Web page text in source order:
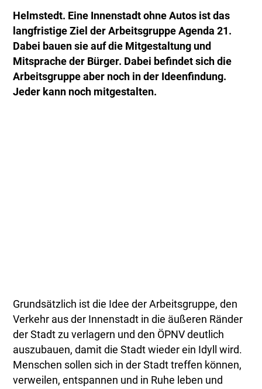
Helmstedt. Eine Innenstadt ohne Autos ist das
langfristige Ziel der Arbeitsgruppe Agenda 21.
Dabei bauen sie auf die Mitgestaltung und
Mitsprache der Bürger. Dabei befindet sich die
Arbeitsgruppe aber noch in der Ideenfindung.
Jeder kann noch mitgestalten.
Grundsätzlich ist die Idee der Arbeitsgruppe, den
Verkehr aus der Innenstadt in die äußeren Ränder
der Stadt zu verlagern und den ÖPNV deutlich
auszubauen, damit die Stadt wieder ein Idyll wird.
Menschen sollen sich in der Stadt treffen können,
verweilen, entspannen und in Ruhe leben und